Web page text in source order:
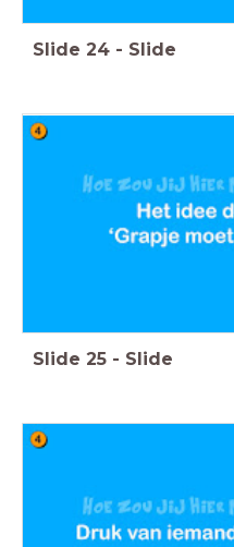
Slide 24 - Slide
Slide 25 - Slide